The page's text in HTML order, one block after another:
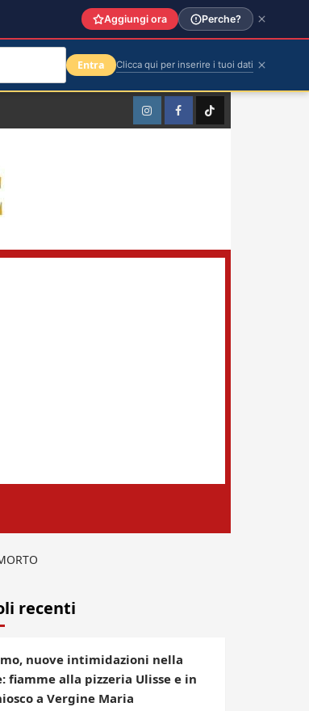
InstagramFacebookTikTok
recenti
nuove intimidazioni nella
fiamme alla pizzeria Ulisse e in
a Vergine Maria
Aggiungi ora Perche?
Entra Clicca qui per inserire i tuoi dati